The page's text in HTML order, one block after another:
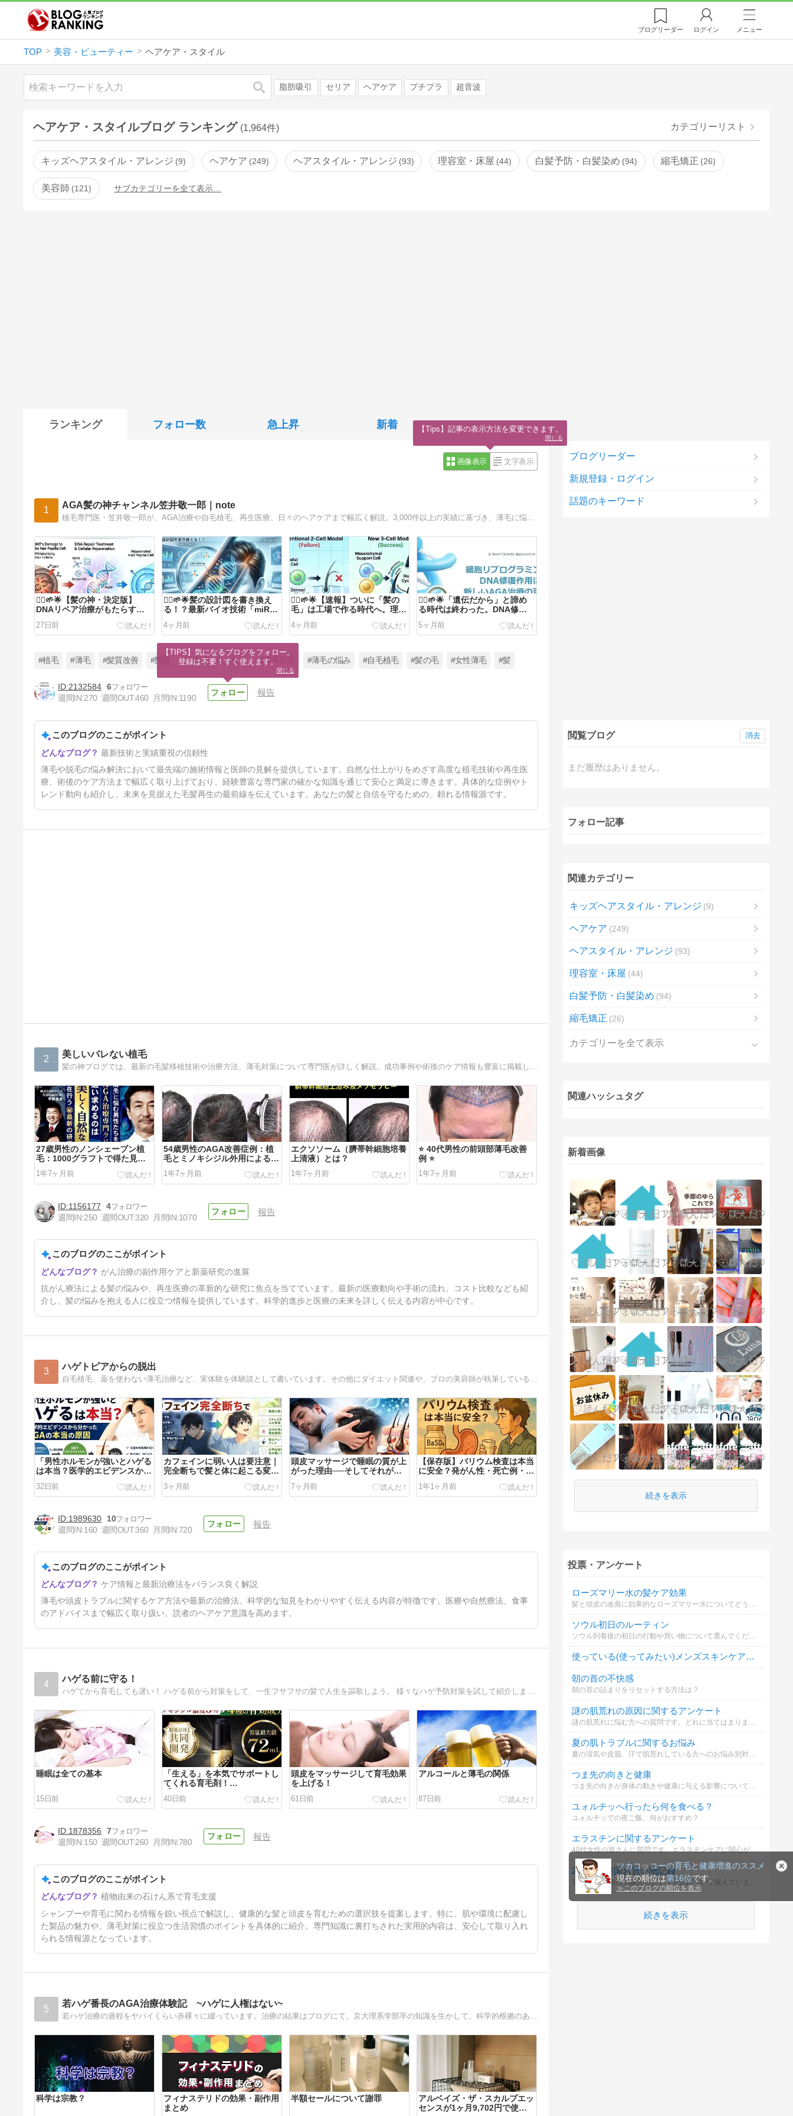
ツカコッコーの育毛と健康増進のススメ
現在の順位は第16位です。
≫ このブログの順位を表示
ブログリーダー ログイン メニュー
TOP 美容・ビューティー ヘアケア・スタイル
検索 脂肪吸引 セリア ヘアケア プチプラ 超音波
ヘアケア・スタイルブログ ランキング (1,964件) カテゴリーリスト
キッズヘアスタイル・アレンジ 9 ヘアケア 249 ヘアスタイル・アレンジ 93 理容室・床屋 44 白髪予防・白髪染め 94 縮毛矯正 26
美容師 121 サブカテゴリーを全て表示…
ランキング フォロー数 急上昇 新着
画像表示 文字表示
1 AGA髪の神チャンネル笠井敬一郎｜note
💇‍♂️🌱🌟【髪の神・決定版】
DNAリペア治療がもたらす
遺伝子の傷を修復する究極のメ
カニズム🌟🧬🧪💉⚕️
27日前
💇‍♂️🌱🌟髪の設計図を書き換え
る！？最新バイオ技術「miR-
い未来の物語🌟🧬🧪💉⚕️
4ヶ月前
💇‍♂️🌱🌟【速報】ついに「髪の
毛」は工場で作る時代へ。理研
た、再生医療のシン・時代🌟🧬
🧪💉⚕️
4ヶ月前
💇‍♂️🌱🌟「遺伝だから」と諦め
る時代は終わった。DNA修復
拓く、AGA治療の最前線🌟🧬🧪
💉⚕️
5ヶ月前
した」植毛とは何か？——17
年、私が一ミリの毛流と世界基
準に執着し続ける理由🌟🧬🧪💉⚕️
6ヶ月前
#植毛 #薄毛 #髪質改善 #艶髪 #白髪染め #aga #薄毛対策 #薄毛の悩み #自毛植毛 #髪の毛 #女性薄毛 #髪
2132584 6
週間IN:270 週間OUT:460 月間IN:1190
報告
このブログのここがポイント
最新技術と実績重視の信頼性
薄毛や脱毛の悩み解決において最先端の施術情報と医師の見解を提供しています。自然な仕上がりをめざす高度な植毛技術や再生医
療、術後のケア方法まで幅広く取り上げており、経験豊富な専門家の確かな知識を通じて安心と満足に導きます。具体的な症例やト
レンド動向も紹介し、未来を見据えた毛髪再生の最前線を伝えています。あなたの髪と自信を守るための、頼れる情報源です。
2 美しいバレない植毛
27歳男性のノンシェーブン植
毛：1000グラフトで得た見違
える生え際
1年7ヶ月前
54歳男性のAGA改善症例：植
毛とミノキシジル外用による劇
1年7ヶ月前
エクソソーム（臍帯幹細胞培養
上清液）とは？
1年7ヶ月前
⭐️ 40代男性の前頭部薄毛改善
例 ⭐️
1年7ヶ月前
2025年、小顔植毛の需要が増
加
1年7ヶ月前
1156177
4
週間IN:250 週間OUT:320 月間IN:1070
報告
このブログのここがポイント
がん治療の副作用ケアと新薬研究の進展
抗がん療法による髪の悩みや、再生医療の革新的な研究に焦点を当てています。最新の医療動向や手術の流れ、コスト比較なども紹
介し、髪の悩みを抱える人に役立つ情報を提供しています。科学的進歩と医療の未来を詳しく伝える内容が中心です。
3 ハゲトピアからの脱出
「男性ホルモンが強いとハゲる
は本当？医学的エビデンスから
32日前
カフェインに弱い人は要注意｜
完全断ちで髪と体に起こる変化
の影響を徹底解説
3ヶ月前
頭皮マッサージで睡眠の質が上
がった理由──そしてそれが薄
7ヶ月前
【保存版】バリウム検査は本当
に安全？発がん性・死亡例・注
説！
1年1ヶ月前
【徹底検証】逆立ちはAGAに
効果があるのか？薄毛に悩む人
1年1ヶ月前
1989630
10
週間IN:160 週間OUT:360 月間IN:720
報告
このブログのここがポイント
ケア情報と最新治療法をバランス良く解説
薄毛や頭皮トラブルに関するケア方法や最新の治療法、科学的な知見をわかりやすく伝える内容が特徴です。医療や自然療法、食事
のアドバイスまで幅広く取り扱い、読者のヘアケア意識を高めます。
4 ハゲる前に守る！
ハゲてから育毛しても遅い！ ハゲる前から対策をして、一生フサフサの髪で人生を謳歌しよう。 様々なハゲ予防対策を試して紹介します。
睡眠は全ての基本
15日前
「生える」を本気でサポートし
てくれる育毛剤！
40日前
頭皮をマッサージして育毛効果
を上げる！
61日前
アルコールと薄毛の関係
87日前
タバコは薄毛の原因になるか？
4ヶ月前
1878356
7
週間IN:150 週間OUT:260 月間IN:780
報告
このブログのここがポイント
植物由来の石けん系で育毛支援
シャンプーや育毛に関わる情報を鋭い視点で解説し、健康的な髪と頭皮を育むための選択肢を提案します。特に、肌や環境に配慮し
た製品の魅力や、薄毛対策に役立つ生活習慣のポイントを具体的に紹介。専門知識に裏打ちされた実用的内容は、安心して取り入れ
られる情報源となっています。
5 若ハゲ番長のAGA治療体験記 ~ハゲに人権はない~
若ハゲ治療の過程をヤバイくらい赤裸々に綴っています。治療の結果はブログにて。京大理系学部卒の知識を生かして、科学的根拠のある薄毛治療情報を発信しています。
科学は宗教？
フィナステリドの効果・副作用
まとめ
半額セールについて謝罪
アルベイズ・ザ・スカルプエッ
センスが1ヶ月9,702円で使え
ブログリーダー
新規登録・ログイン
話題のキーワード
閲覧ブログ
まだ履歴はありません。
消去
フォロー記事
関連カテゴリー
キッズヘアスタイル・アレンジ 9
ヘアケア 249
ヘアスタイル・アレンジ 93
理容室・床屋 44
白髪予防・白髪染め 94
縮毛矯正 26
カテゴリーを全て表示
関連ハッシュタグ
新着画像
続きを表示
投票・アンケート
ローズマリー水の髪ケア効果
髪と頭皮の改善に効果的なローズマリー水についてどう思いますか？
ソウル初日のルーティン
ソウル到着後の初日の行動や買い物について選んでください
使っている(使ってみたい)メンズスキンケアブランドは？
朝の首の不快感
朝の首の詰まりをリセットする方法は？
謎の肌荒れの原因に関するアンケート
夏の肌トラブルに関するお悩み
夏の湿気や皮脂、汗で肌荒れしている方へのお悩み別対策についてどれに当てはまる？
つま先の向きと健康
つま先の向きが身体の動きや健康に与える影響について知っていますか？
ユォルチッへ行ったら何を食べる？
ユォルチッでの夜ご飯、何がおすすめ？
エラスチンに関するアンケート
40代女性の皆さんに質問です。エラスチンケアに関心がありますか？
2023.12 韓国お買い物記録
続きを表示
【TIPS】気になるブログをフォロー。
登録は不要！すぐ使えます。
閉じる
【Tips】記事の表示方法を変更できます。
閉じる